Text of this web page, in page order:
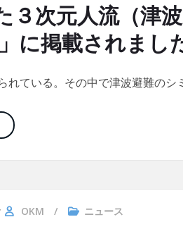
３次元人流（津
に掲載されまし
れている。その中で津波避難のシ
を用いた３次元人流（津波避難）シ
OKM ニュース